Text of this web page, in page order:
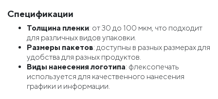
Спецификации
Толщина пленки: от 30 до 100 мкм, что подходит
для различных видов упаковки.
Размеры пакетов: доступны в разных размерах для
удобства для разных продуктов.
Виды нанесения логотипа: флексопечать
используется для качественного нанесения
графики и информации.